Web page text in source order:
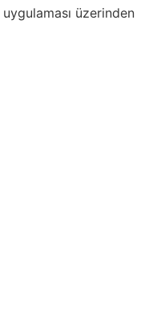
uygulaması üzerinden